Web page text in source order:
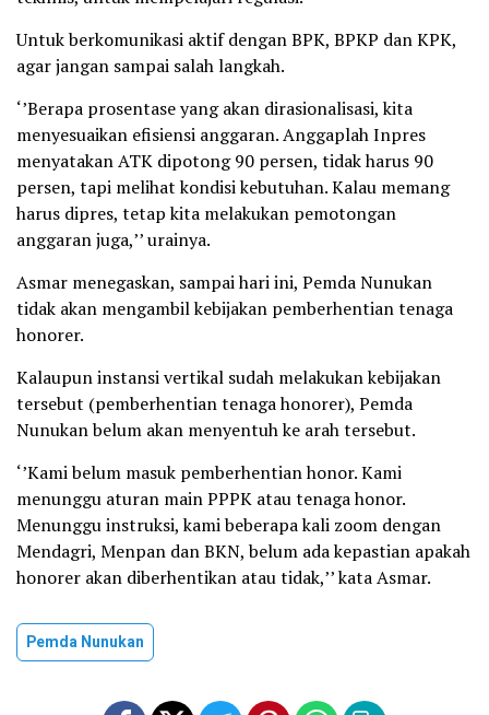
Untuk berkomunikasi aktif dengan BPK, BPKP dan KPK,
agar jangan sampai salah langkah.
‘’Berapa prosentase yang akan dirasionalisasi, kita
menyesuaikan efisiensi anggaran. Anggaplah Inpres
menyatakan ATK dipotong 90 persen, tidak harus 90
persen, tapi melihat kondisi kebutuhan. Kalau memang
harus dipres, tetap kita melakukan pemotongan
anggaran juga,’’ urainya.
Asmar menegaskan, sampai hari ini, Pemda Nunukan
tidak akan mengambil kebijakan pemberhentian tenaga
honorer.
Kalaupun instansi vertikal sudah melakukan kebijakan
tersebut (pemberhentian tenaga honorer), Pemda
Nunukan belum akan menyentuh ke arah tersebut.
‘’Kami belum masuk pemberhentian honor. Kami
menunggu aturan main PPPK atau tenaga honor.
Menunggu instruksi, kami beberapa kali zoom dengan
Mendagri, Menpan dan BKN, belum ada kepastian apakah
honorer akan diberhentikan atau tidak,’’ kata Asmar.
Pemda Nunukan